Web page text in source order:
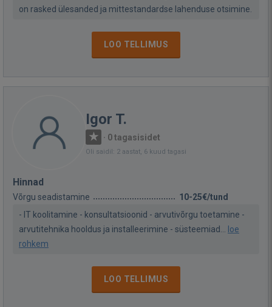
on rasked ülesanded ja mittestandardse lahenduse otsimine.
LOO TELLIMUS
Igor T.
· 0 tagasisidet
Oli saidil: 2 aastat, 6 kuud tagasi
Hinnad
Võrgu seadistamine
10-25€/tund
- IT koolitamine - konsultatsioonid - arvutivõrgu toetamine -
arvutitehnika hooldus ja installeerimine - süsteemiad...
loe
rohkem
LOO TELLIMUS